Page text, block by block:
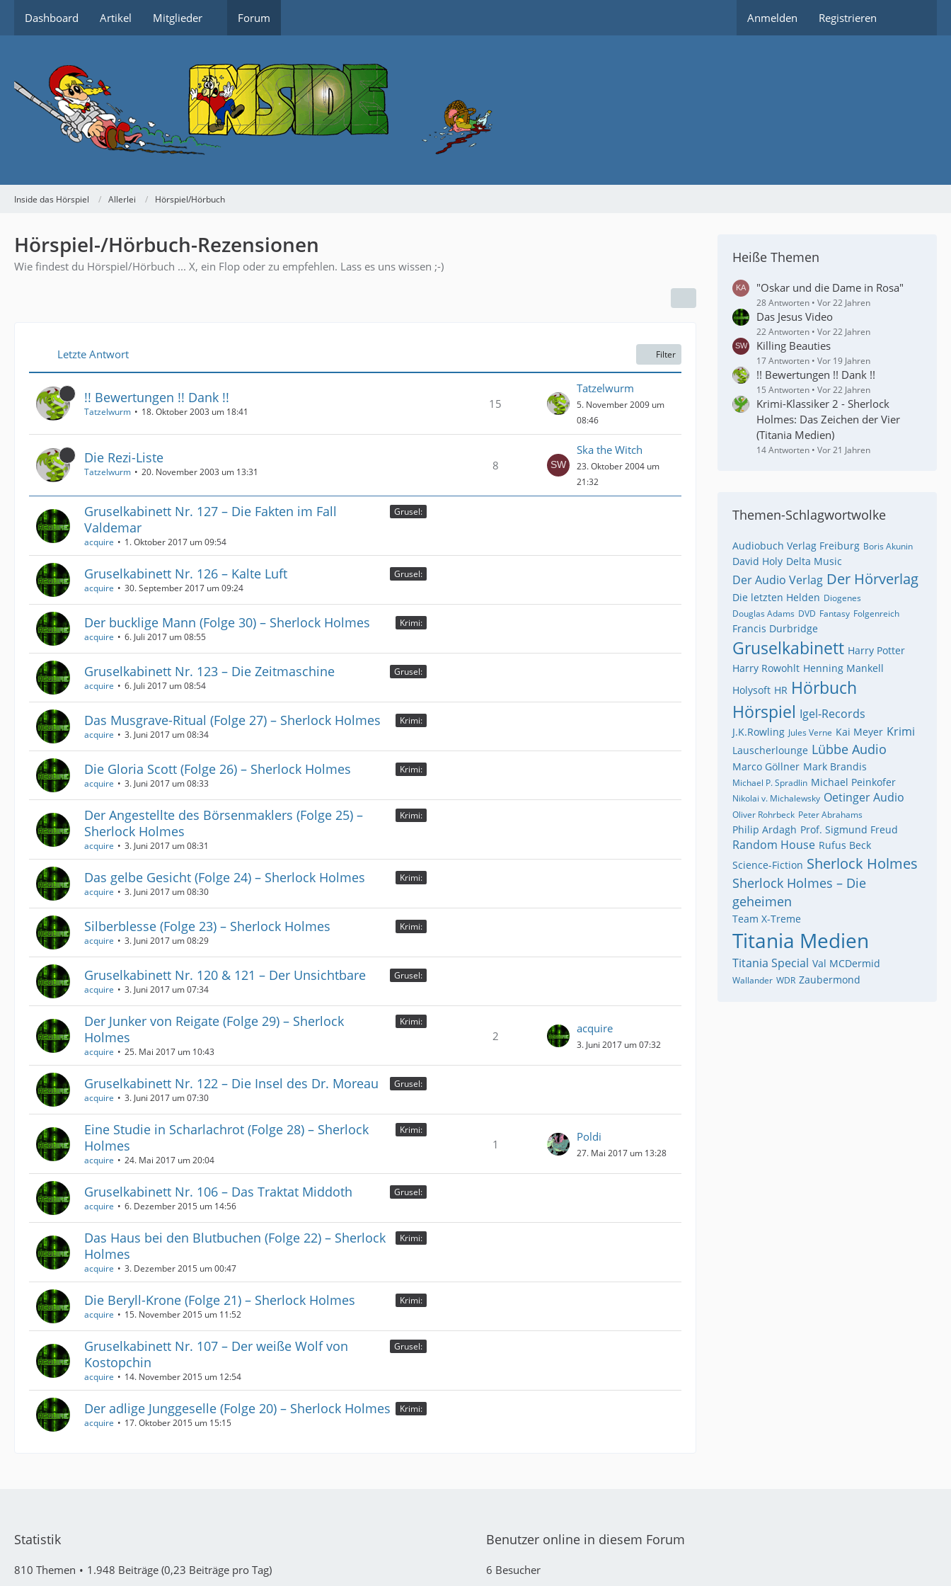
Dashboard Artikel Mitglieder Forum Anmelden Registrieren
Inside das Hörspiel Allerlei Hörspiel/Hörbuch
Hörspiel-/Hörbuch-Rezensionen
Wie findest du Hörspiel/Hörbuch ... X, ein Flop oder zu empfehlen. Lass es uns wissen ;-)
Letzte Antwort Filter
!! Bewertungen !! Dank !!
Tatzelwurm 18. Oktober 2003 um 18:41
15
Tatzelwurm
5. November 2009 um
08:46
Die Rezi-Liste
Tatzelwurm 20. November 2003 um 13:31 8
Ska the Witch
23. Oktober 2004 um
21:32
Grusel:
Gruselkabinett Nr. 127 – Die Fakten im Fall
Valdemar
acquire 1. Oktober 2017 um 09:54
Grusel:
Gruselkabinett Nr. 126 – Kalte Luft
acquire 30. September 2017 um 09:24
Krimi:
Der bucklige Mann (Folge 30) – Sherlock Holmes
acquire 6. Juli 2017 um 08:55
Grusel:
Gruselkabinett Nr. 123 – Die Zeitmaschine
acquire 6. Juli 2017 um 08:54
Krimi:
Das Musgrave-Ritual (Folge 27) – Sherlock Holmes
acquire 3. Juni 2017 um 08:34
Krimi:
Die Gloria Scott (Folge 26) – Sherlock Holmes
acquire 3. Juni 2017 um 08:33
Krimi:
Der Angestellte des Börsenmaklers (Folge 25) –
Sherlock Holmes
acquire 3. Juni 2017 um 08:31
Krimi:
Das gelbe Gesicht (Folge 24) – Sherlock Holmes
acquire 3. Juni 2017 um 08:30
Krimi:
Silberblesse (Folge 23) – Sherlock Holmes
acquire 3. Juni 2017 um 08:29
Grusel:
Gruselkabinett Nr. 120 & 121 – Der Unsichtbare
acquire 3. Juni 2017 um 07:34
Krimi:
Der Junker von Reigate (Folge 29) – Sherlock
Holmes
acquire 25. Mai 2017 um 10:43
2
acquire
3. Juni 2017 um 07:32
Grusel:
Gruselkabinett Nr. 122 – Die Insel des Dr. Moreau
acquire 3. Juni 2017 um 07:30
Krimi:
Eine Studie in Scharlachrot (Folge 28) – Sherlock
Holmes
acquire 24. Mai 2017 um 20:04
1
Poldi
27. Mai 2017 um 13:28
Grusel:
Gruselkabinett Nr. 106 – Das Traktat Middoth
acquire 6. Dezember 2015 um 14:56
Krimi:
Das Haus bei den Blutbuchen (Folge 22) – Sherlock
Holmes
acquire 3. Dezember 2015 um 00:47
Krimi:
Die Beryll-Krone (Folge 21) – Sherlock Holmes
acquire 15. November 2015 um 11:52
Grusel:
Gruselkabinett Nr. 107 – Der weiße Wolf von
Kostopchin
acquire 14. November 2015 um 12:54
Krimi:
Der adlige Junggeselle (Folge 20) – Sherlock Holmes
acquire 17. Oktober 2015 um 15:15
Heiße Themen
"Oskar und die Dame in Rosa"
28 Antworten Vor 22 Jahren
Das Jesus Video
22 Antworten Vor 22 Jahren
Killing Beauties
17 Antworten Vor 19 Jahren
!! Bewertungen !! Dank !!
15 Antworten Vor 22 Jahren
Krimi-Klassiker 2 - Sherlock
Holmes: Das Zeichen der Vier
(Titania Medien)
14 Antworten Vor 21 Jahren
Themen-Schlagwortwolke
Audiobuch Verlag Freiburg Boris Akunin
David Holy Delta Music
Der Audio Verlag Der Hörverlag
Die letzten Helden Diogenes
Douglas Adams DVD Fantasy Folgenreich
Francis Durbridge
Gruselkabinett Harry Potter
Harry Rowohlt Henning Mankell
Holysoft HR Hörbuch
Hörspiel Igel-Records
J.K.Rowling Jules Verne Kai Meyer Krimi
Lauscherlounge Lübbe Audio
Marco Göllner Mark Brandis
Michael P. Spradlin Michael Peinkofer
Nikolai v. Michalewsky Oetinger Audio
Oliver Rohrbeck Peter Abrahams
Philip Ardagh Prof. Sigmund Freud
Random House Rufus Beck
Science-Fiction Sherlock Holmes
Sherlock Holmes – Die
geheimen
Team X-Treme
Titania Medien
Titania Special Val MCDermid
Wallander WDR Zaubermond
Statistik
810 Themen 1.948 Beiträge (0,23 Beiträge pro Tag)
Benutzer online in diesem Forum
6 Besucher